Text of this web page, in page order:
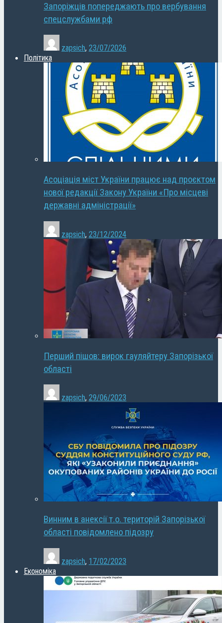
Запоріжців попереджають про вербування
спецслужбами рф
zapsich, 23/07/2026
Політика
Асоціація міст України працює над проєктом
нової редакції Закону України «Про місцеві
державні адміністрації»
zapsich, 23/12/2024
Перший пішов: вирок гауляйтеру Запорізької
області
zapsich, 29/06/2023
Винним в анексії т.о. територій Запорізької
області повідомлено підозру
zapsich, 17/02/2023
Економіка